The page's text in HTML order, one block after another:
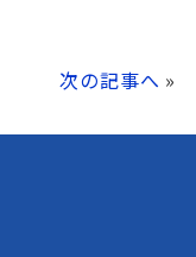
次の記事へ »